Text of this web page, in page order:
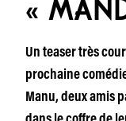
«
Un teaser très
prochaine
Manu, deux amis